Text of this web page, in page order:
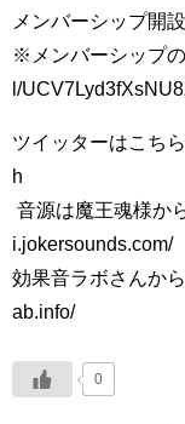
メンバーシップ開
※メンバーシップ
l/
ツイッターはこち
h
音源は魔王魂様か
i.jokersounds.com/
効果音ラボさんか
ab.info/
0